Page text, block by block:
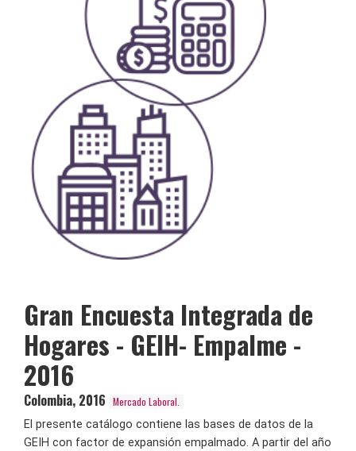
Gran Encuesta Integrada de
Hogares - GEIH- Empalme -
2016
Colombia, 2016 Mercado Laboral.
El presente catálogo contiene las bases de datos de la
GEIH con factor de expansión empalmado. A partir del año